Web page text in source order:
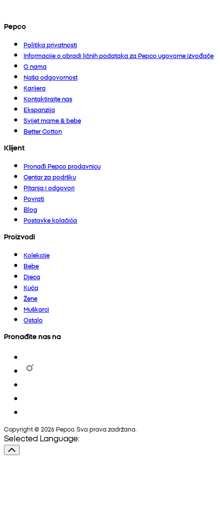
Pepco
Politika privatnosti
Informacije o obradi ličnih podataka za Pepco ugovorne izvođače
O nama
Naša odgovornost
Karijera
Kontaktirajte nas
Ekspanzija
Svijet mame & bebe
Better Cotton
Klijent
Pronađi Pepco prodavnicu
Centar za podršku
Pitanja i odgovori
Povrati
Blog
Postavke kolačića
Proizvodi
Kolekcije
Bebe
Djeca
Kuća
Žene
Muškarci
Ostalo
Pronađite nas na
Copyright © 2026 Pepco. Sva prava zadržana.
Selected Language: